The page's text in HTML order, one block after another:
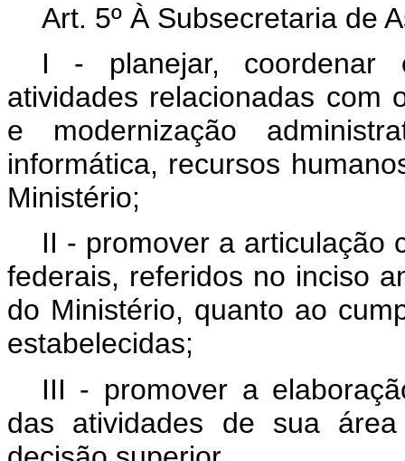
Art. 5º À Subsecretaria de
I - planejar, coordenar
atividades relacionadas com
e modernização
informática, recursos
Ministério;
II - promover a articulação
federais, referidos no inciso
do Ministério, quanto ao
estabelecidas;
III - promover a
das atividades de sua